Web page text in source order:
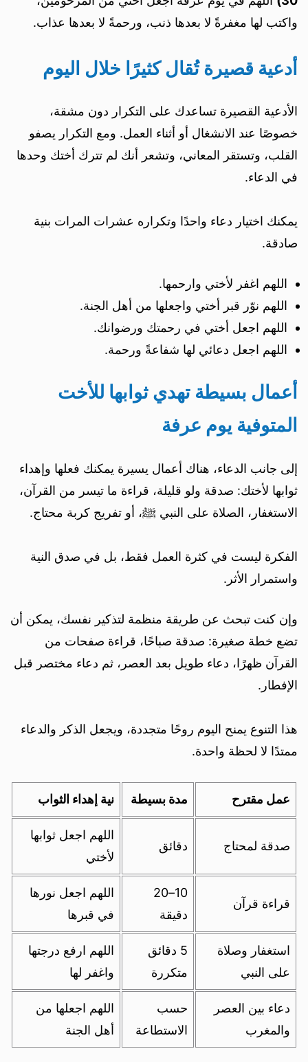
واكتب لها مغفرةً لا بعدها ذنب، ورحمةً لا بعدها عذاب.
أدعية قصيرة تُقال كثيرًا خلال اليوم
الأدعية القصيرة تساعدك على التكرار دون مشقة،
خصوصًا عند الانشغال أو أثناء العمل. ومع التكرار يصفو
القلب، وتستقر المعاني، وتشعر أنك لم تترك أختك وحدها
في الدعاء.
يمكنك اختيار دعاء واحدًا وتكراره عشرات المرات بنية
صادقة.
اللهم اغفر لأختي وارحمها.
اللهم نوّر قبر أختي واجعلها من أهل الجنة.
اللهم اجعل أختي في رحمتك ورضوانك.
اللهم اجعل دعائي لها شفاعةً ورحمة.
أعمال بسيطة تهدي ثوابها للأخت
المتوفية يوم عرفة
إلى جانب الدعاء، هناك أعمال يسيرة يمكنك فعلها وإهداء
ثوابها لأختك: صدقة ولو قليلة، قراءة ما تيسر من القرآن،
الاستغفار، الصلاة على النبي ﷺ، أو تفريج كربة محتاج.
الفكرة ليست في كثرة العمل فقط، بل في صدق النية
واستمرار الأثر.
وإن كنت تبحث عن طريقة منظمة لتذكير نفسك، يمكن أن
تضع خطة صغيرة: صدقة صباحًا، قراءة صفحات من
القرآن ظهرًا، دعاء طويل بعد العصر، ثم دعاء مختصر قبل
الإفطار.
هذا التنوع يمنح اليوم روحًا متجددة، ويجعل الذكر والدعاء
ممتدًا لا لحظة واحدة.
عمل مقترح مدة بسيطة نية إهداء الثواب
صدقة لمحتاج دقائق
اللهم اجعل ثوابها
لأختي
قراءة قرآن
10–20
دقيقة
اللهم اجعل نورها
في قبرها
استغفار وصلاة
على النبي
5 دقائق
متكررة
اللهم ارفع درجتها
واغفر لها
دعاء بين العصر
والمغرب
حسب
الاستطاعة
اللهم اجعلها من
أهل الجنة